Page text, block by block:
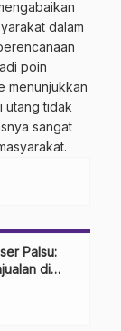
dalam
poin
menunjukkan
utang tidak
sangat
Palsu:
di